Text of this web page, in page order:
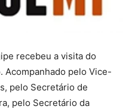
recebeu a visita do
Acompanhado pelo Vice-
pelo Secretário de
pelo Secretário da